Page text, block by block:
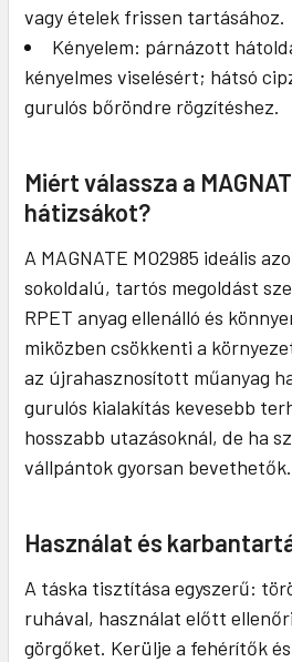
vagy ételek frissen tartásához.
Kényelem: párnázott
kényelmes viselésért; hátsó
gurulós bőröndre rögzítéshez.
Miért válassza a
hátizsákot?
A MAGNATE MO2985 ideális
sokoldalú, tartós megoldást
RPET anyag ellenálló és
miközben csökkenti a
az újrahasznosított műanyag
gurulós kialakítás kevesebb
hosszabb utazásoknál, de ha
vállpántok gyorsan bevethetők.
Használat és
A táska tisztítása egyszerű:
ruhával, használat előtt
görgőket. Kerülje a fehérítők